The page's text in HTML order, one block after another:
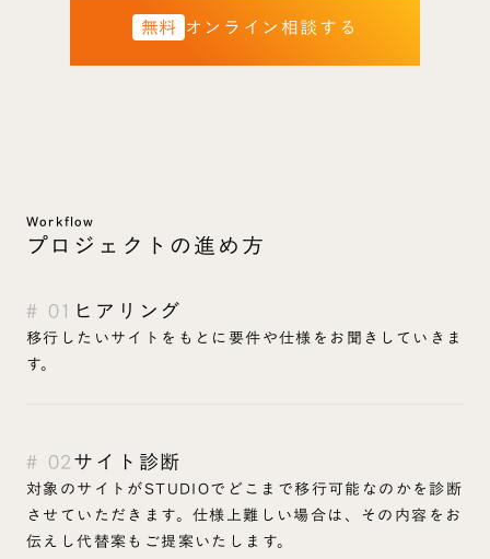
無料 オンライン相談する
Workflow
プロジェクトの進め方
# 01 ヒアリング
移行したいサイトをもとに要件や仕様をお聞きしていきま
す。
# 02サイト診断
対象のサイトがSTUDIOでどこまで移行可能なのかを診断
させていただきます。仕様上難しい場合は、その内容をお
伝えし代替案もご提案いたします。